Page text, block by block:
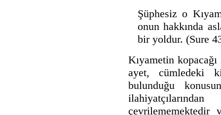
Şüphesiz o
onun hakkında
bir yoldur. (Sure
Kıyametin
ayet, cümledeki
bulunduğu
çevrilememektedir